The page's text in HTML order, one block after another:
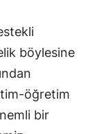
böylesine
öğretim
bir